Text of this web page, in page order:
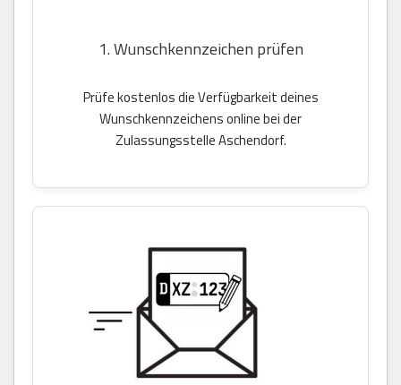
1. Wunschkennzeichen prüfen
Prüfe kostenlos die Verfügbarkeit deines
Wunschkennzeichens online bei der
Zulassungsstelle Aschendorf.